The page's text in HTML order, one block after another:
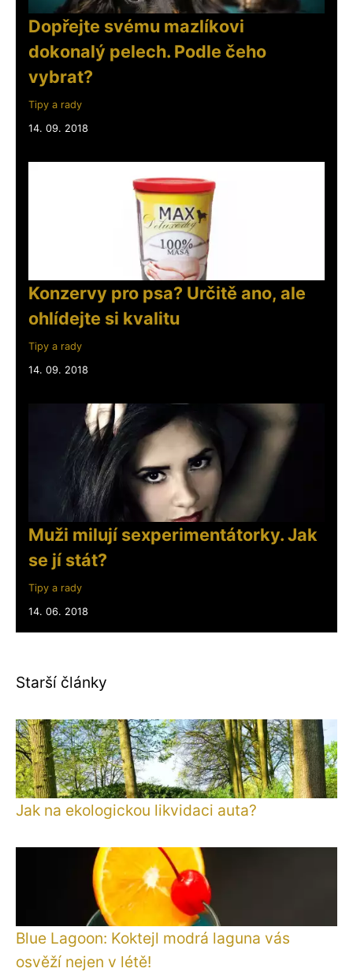
Dopřejte svému mazlíkovi
dokonalý pelech. Podle čeho
vybrat?
Tipy a rady
14. 09. 2018
Konzervy pro psa? Určitě ano, ale
ohlídejte si kvalitu
Tipy a rady
14. 09. 2018
Muži milují sexperimentátorky. Jak
se jí stát?
Tipy a rady
14. 06. 2018
Starší články
Jak na ekologickou likvidaci auta?
Blue Lagoon: Koktejl modrá laguna vás
osvěží nejen v létě!